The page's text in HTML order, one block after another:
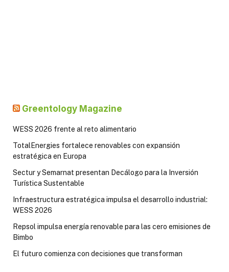
Greentology Magazine
WESS 2026 frente al reto alimentario
TotalEnergies fortalece renovables con expansión
estratégica en Europa
Sectur y Semarnat presentan Decálogo para la Inversión
Turística Sustentable
Infraestructura estratégica impulsa el desarrollo industrial:
WESS 2026
Repsol impulsa energía renovable para las cero emisiones de
Bimbo
El futuro comienza con decisiones que transforman